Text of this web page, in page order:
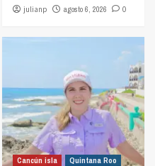
julianp agosto 6, 2026 0
Cancún isla
Quintana Roo